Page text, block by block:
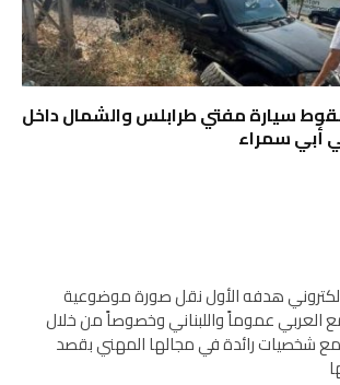
سقوط سيارة مفتي طرابلس والشمال داخل
أبي سمراء
هدفه الأول نقل صورة موضوعية
العربي عموماً واللبناني وخصوصاً من خلال
شخصيات رائدة في مجالها المهني بقصد